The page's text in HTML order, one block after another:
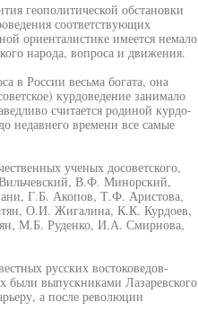
геополитической обстановки
соответствующих
ориенталистике имеется немало
народа, вопроса и движения.
в России весьма богата, она
курдоведение занимало
считается родиной курдо-
недавнего времени все самые
ученых досоветского,
Вильчевский, В.Ф. Минорский,
Г.Б. Акопов, Т.Ф. Аристова,
О.И. Жигалина, К.К. Курдоев,
М.Б. Руденко, И.А. Смирнова,
русских востоковедов-
выпускниками Лазаревского
а после революции